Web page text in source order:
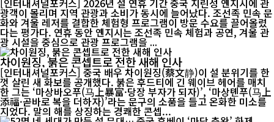
[인터내셔널포커스] 2026년 설 연휴 기간 중국 지린성 옌지시에 관
광객이 몰리며 지역 관광과 소비가 동시에 늘어났다. 조선족 민속 문
화와 겨울 레저를 결합한 체험형 프로그램이 방문 수요를 끌어올렸
다는 평가다. 연휴 동안 옌지시는 조선족 민속 체험과 공연, 겨울 관
광 시설을 중심으로 관광 프로그램을 ...
차이원징, 붉은 콘셉트로 전한 새해 인사
[인터내셔널포커스] 중국 배우 차이원징(蔡文静)이 설 분위기를 한
껏 살린 새 화보를 공개했다. 붉은 후드티에 긴 웨이브 헤어를 매치
한 그는 ‘마상바오푸(马上暴富·당장 부자가 되자)’, ‘마상톈푸(马上
添福·곧바로 복을 더하자)’라는 문구의 소품을 들고 온화한 미소를
지었다. 말의 해를 상징하는 경쾌한 콘셉...